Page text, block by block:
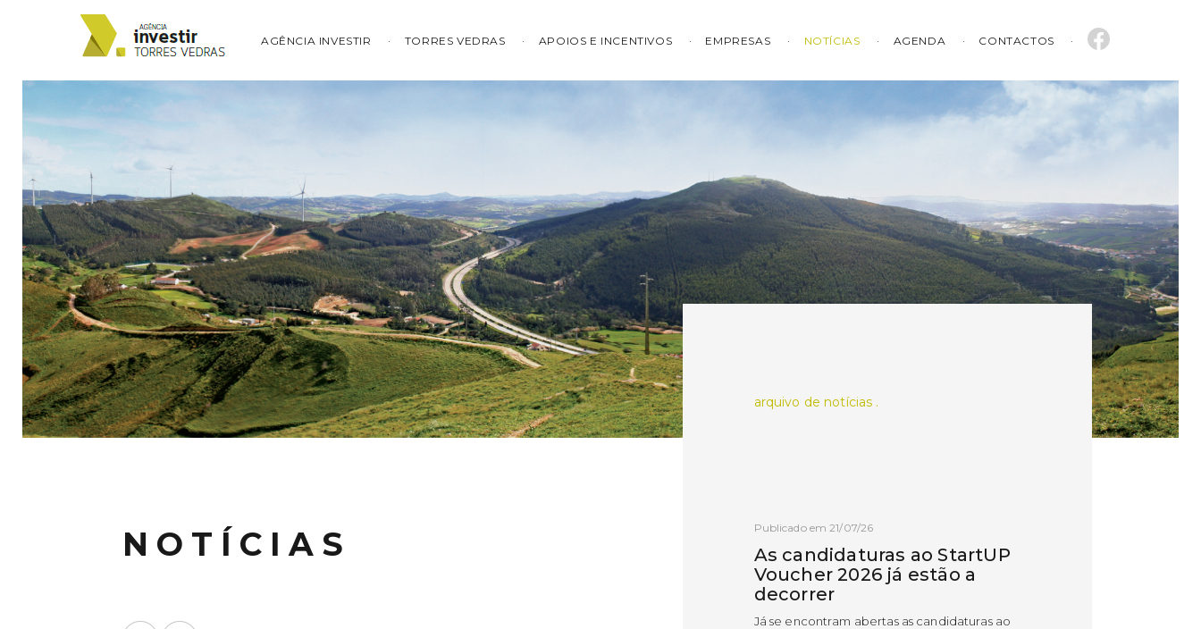
AGÊNCIA INVESTIR TORRES VEDRAS APOIOS E INCENTIVOS EMPRESAS NOTÍCIAS AGENDA CONTACTOS
NOTÍCIAS
arquivo de notícias .
Publicado em 21/07/26
As candidaturas ao StartUP
Voucher 2026 já estão a
decorrer
Já se encontram abertas as candidaturas ao